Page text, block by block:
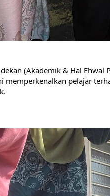
(Akademik & Hal Ehwal
memperkenalkan pelajar